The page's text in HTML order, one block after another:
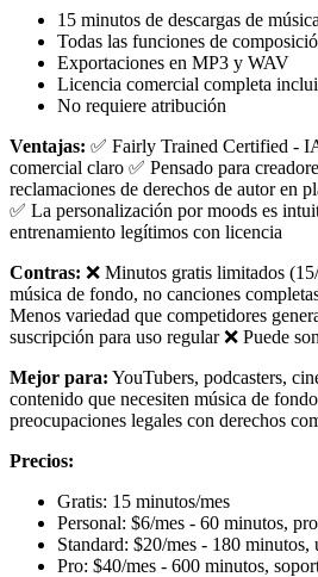
15 minutos de descargas de
Todas las funciones de
Exportaciones en MP3 y WAV
Licencia comercial completa
No requiere atribución
Ventajas: ✅ Fairly Trained Certified -
comercial claro ✅ Pensado para
reclamaciones de derechos de autor en
✅ La personalización por moods es
entrenamiento legítimos con licencia
Contras: ❌ Minutos gratis limitados
música de fondo, no canciones
Menos variedad que competidores
suscripción para uso regular ❌ Puede
Mejor para: YouTubers, podcasters,
contenido que necesiten música de
preocupaciones legales con derechos
Precios:
Gratis: 15 minutos/mes
Personal: $6/mes - 60 minutos,
Standard: $20/mes - 180 minutos,
Pro: $40/mes - 600 minutos,